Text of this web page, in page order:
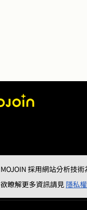
MOJOIN 採用網站分析技
欲瞭解更多資訊請見 隱私